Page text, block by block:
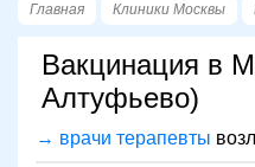
Главная Клиники Москвы
Вакцинация в
Алтуфьево)
→ врачи терапевты